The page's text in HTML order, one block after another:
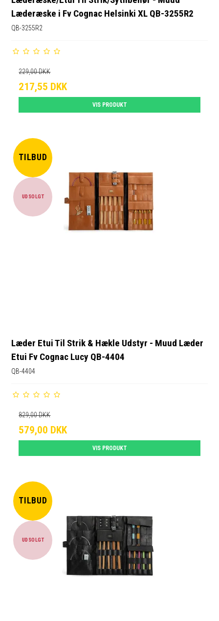
Læderæske i Fv Cognac Helsinki XL QB-3255R2
QB-3255R2
229,00 DKK
217,55 DKK
VIS PRODUKT
TILBUD
UDSOLGT
Læder Etui Til Strik & Hækle Udstyr - Muud Læder
Etui Fv Cognac Lucy QB-4404
QB-4404
829,00 DKK
579,00 DKK
VIS PRODUKT
TILBUD
UDSOLGT